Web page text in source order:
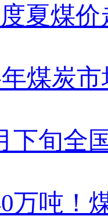
夏煤价
煤炭
下旬全
万吨！